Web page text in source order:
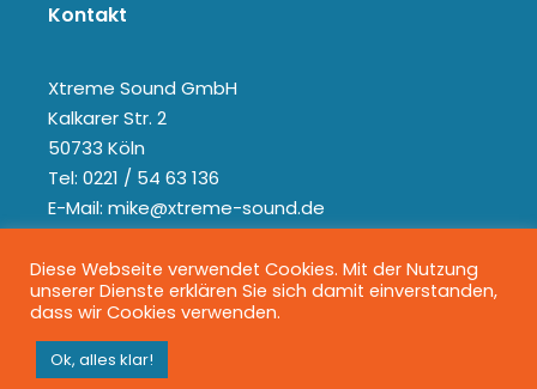
Kontakt
Xtreme Sound GmbH
Kalkarer Str. 2
50733 Köln
Tel: 0221 / 54 63 136
E-Mail: mike@xtreme-sound.de
Diese Webseite verwendet Cookies. Mit der Nutzung
unserer Dienste erklären Sie sich damit einverstanden,
dass wir Cookies verwenden.
Ok, alles klar!